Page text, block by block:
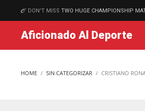
MATCHES
DON'T MISS TWO HUGE CHAMPIONSHIP
Aficionado Al Deporte
HOME SIN CATEGORIZAR CRISTIANO